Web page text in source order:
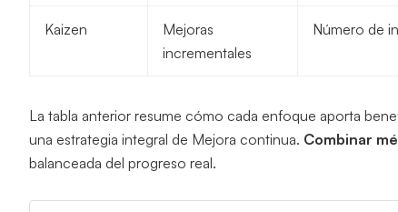
Kaizen
Mejoras
incrementales
Número de
La tabla anterior resume cómo cada enfoque aporta
una estrategia integral de Mejora continua. Combinar
balanceada del progreso real.